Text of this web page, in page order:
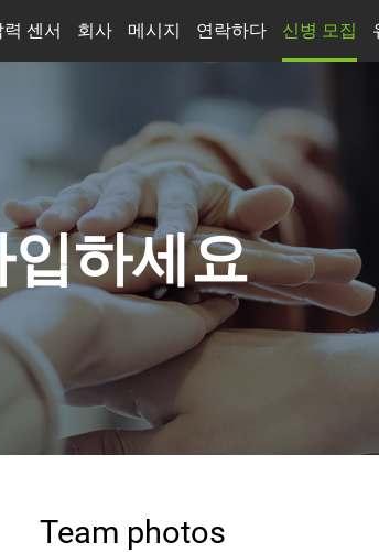
반도체 장비
모든 업종 보기
력 센서 회사 메시지 연락하다 신병 모집
입하세요
Team photos